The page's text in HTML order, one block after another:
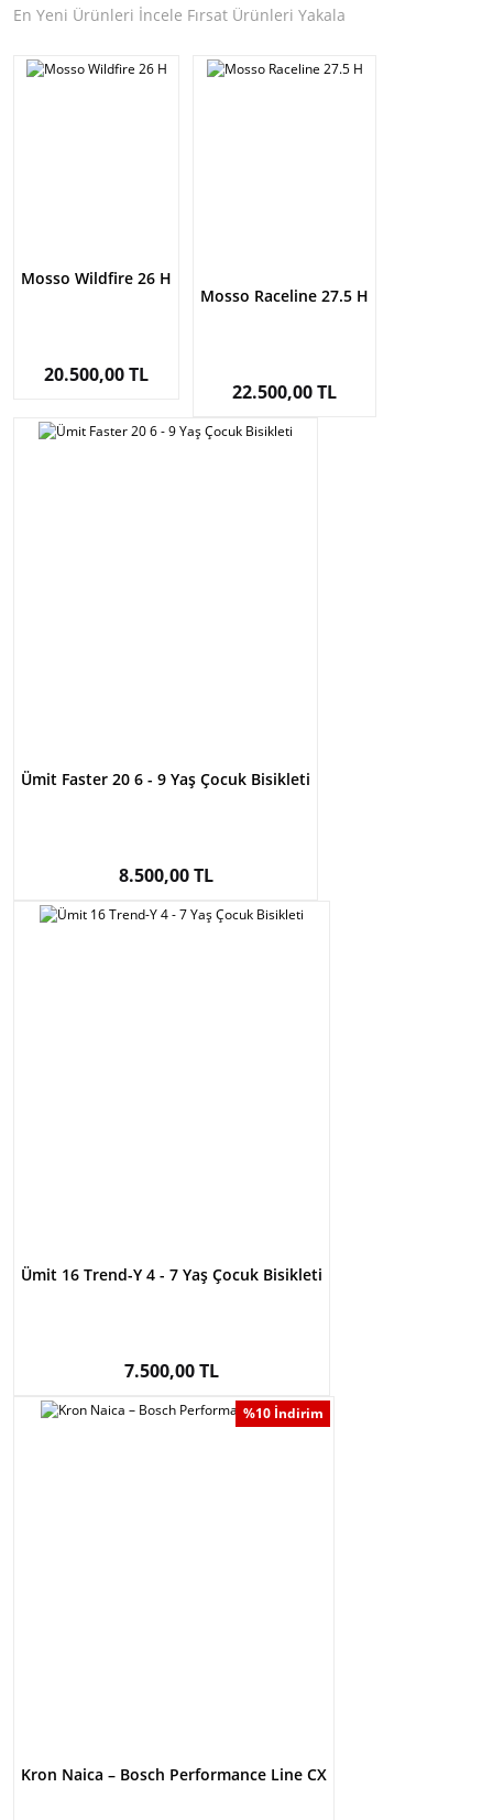
En Yeni Ürünleri İncele Fırsat Ürünleri Yakala
Mosso Wildfire 26 H
20.500,00 TL
Mosso Raceline 27.5 H
22.500,00 TL
Ümit Faster 20 6 - 9 Yaş Çocuk Bisikleti
8.500,00 TL
Ümit 16 Trend-Y 4 - 7 Yaş Çocuk Bisikleti
7.500,00 TL
%10 İndirim
Kron Naica – Bosch Performance Line CX